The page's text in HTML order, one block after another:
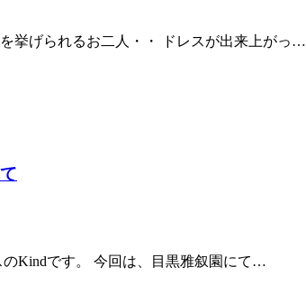
挙げられるお二人・・ ドレスが出来上がっ…
Kindです。 今回は、目黒雅叙園にて…